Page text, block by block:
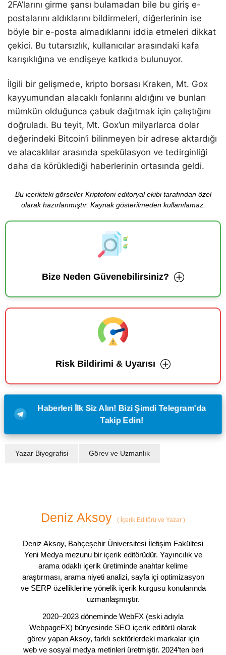
2FA’larını girme şansı bulamadan bile bu giriş e-
postalarını aldıklarını bildirmeleri, diğerlerinin ise
böyle bir e-posta almadıklarını iddia etmeleri dikkat
çekici. Bu tutarsızlık, kullanıcılar arasındaki kafa
karışıklığına ve endişeye katkıda bulunuyor.
İlgili bir gelişmede, kripto borsası Kraken, Mt. Gox
kayyumundan alacaklı fonlarını aldığını ve bunları
mümkün olduğunca çabuk dağıtmak için çalıştığını
doğruladı. Bu teyit, Mt. Gox’un milyarlarca dolar
değerindeki Bitcoin’i bilinmeyen bir adrese aktardığı
ve alacaklılar arasında spekülasyon ve tedirginliği
daha da körüklediği haberlerinin ortasında geldi.
Bu içerikteki görseller Kriptofoni editoryal ekibi tarafından özel
olarak hazırlanmıştır. Kaynak gösterilmeden kullanılamaz.
Bize Neden Güvenebilirsiniz?
Risk Bildirimi & Uyarısı
Haberleri İlk Siz Alın! Bizi Şimdi Telegram'da
Takip Edin!
Yazar Biyografisi Görev ve Uzmanlık
Deniz Aksoy ( İçerik Editörü ve Yazar )
Deniz Aksoy, Bahçeşehir Üniversitesi İletişim Fakültesi
Yeni Medya mezunu bir içerik editörüdür. Yayıncılık ve
arama odaklı içerik üretiminde anahtar kelime
araştırması, arama niyeti analizi, sayfa içi optimizasyon
ve SERP özelliklerine yönelik içerik kurgusu konularında
uzmanlaşmıştır.
2020–2023 döneminde WebFX (eski adıyla
WebpageFX) bünyesinde SEO içerik editörü olarak
görev yapan Aksoy, farklı sektörlerdeki markalar için
web ve sosyal medya metinleri üretmiştir. 2024’ten beri